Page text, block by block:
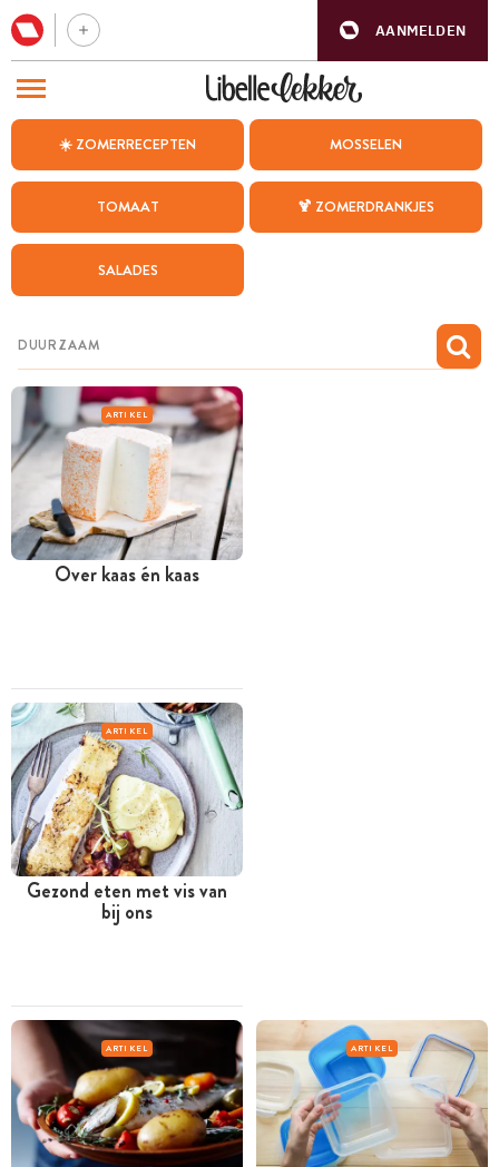
AANMELDEN
☀️ ZOMERRECEPTEN MOSSELEN
TOMAAT 🍹 ZOMERDRANKJES
SALADES
ARTIKEL
Over kaas én kaas
ARTIKEL
Gezond eten met vis van
bij ons
ARTIKEL ARTIKEL
BEZOEK ONZE ANDERE WEBSITES
WEEKMENU
CHAT MET MAIA
MIJN BEWAARDE RECEPTEN